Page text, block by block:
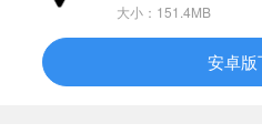
大小：151.4MB
安卓版